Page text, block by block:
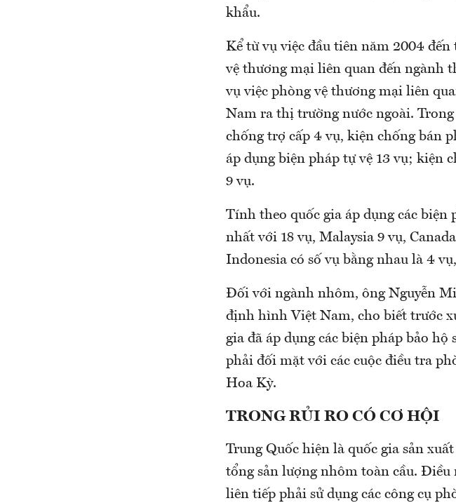
khẩu.
Kể từ vụ việc đầu tiên năm 2004
vệ thương mại liên quan đến ngành
vụ việc phòng vệ thương mại liên
Nam ra thị trường nước ngoài.
chống trợ cấp 4 vụ, kiện chống bán
áp dụng biện pháp tự vệ 13 vụ; kiện
9 vụ.
Tính theo quốc gia áp dụng các biện
nhất với 18 vụ, Malaysia 9 vụ,
Indonesia có số vụ bằng nhau là 4
Đối với ngành nhôm, ông Nguyễn
định hình Việt Nam, cho biết trước
gia đã áp dụng các biện pháp bảo
phải đối mặt với các cuộc điều tra
Hoa Kỳ.
TRONG RỦI RO CÓ CƠ HỘI
Trung Quốc hiện là quốc gia sản
tổng sản lượng nhôm toàn cầu. Điều
liên tiếp phải sử dụng các công cụ